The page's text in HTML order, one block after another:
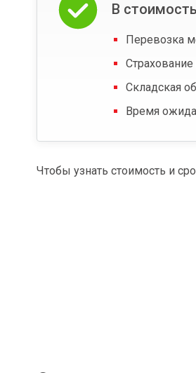
В
Перевозка
Складская
Время
Чтобы узнать стоимость и